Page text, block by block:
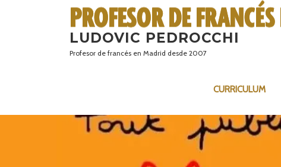
LUDOVIC PEDROCCHI
Profesor de francés en Madrid desde 2007
CURRICULUM